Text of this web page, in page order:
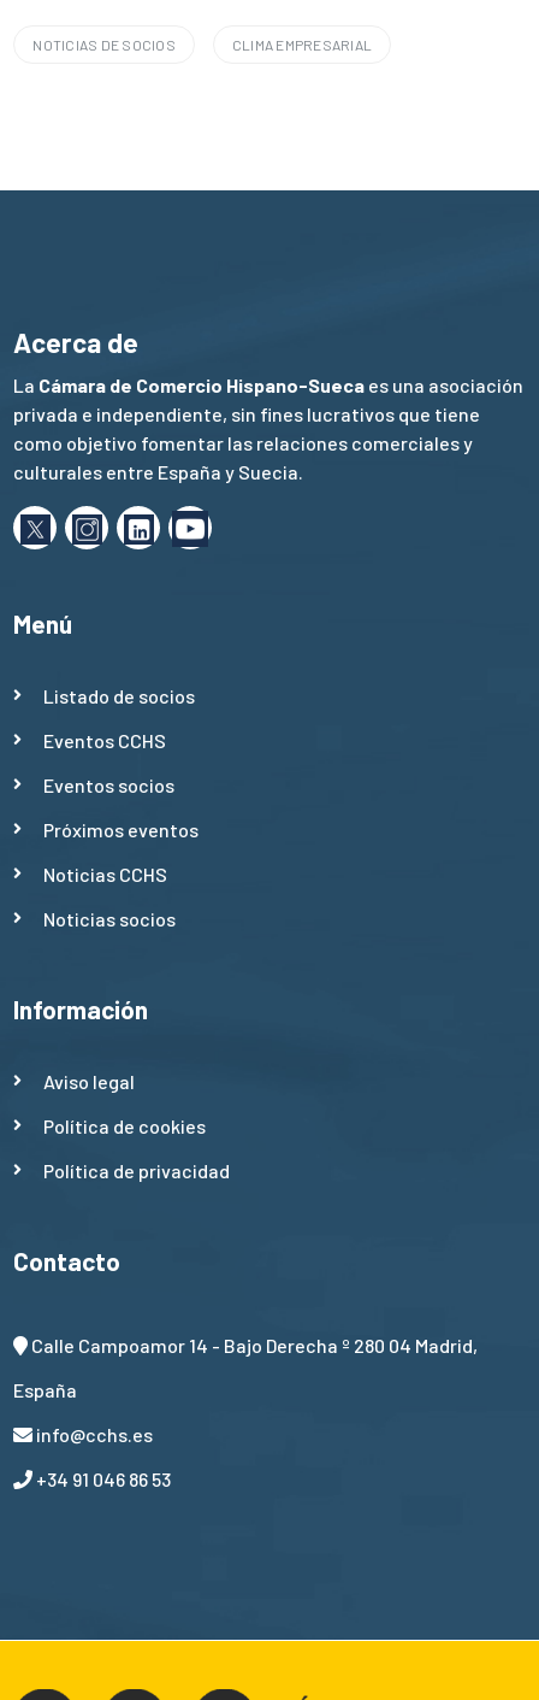
NOTICIAS DE SOCIOS CLIMA EMPRESARIAL
Acerca de
La Cámara de Comercio Hispano-Sueca es una asociación
privada e independiente, sin fines lucrativos que tiene
como objetivo fomentar las relaciones comerciales y
culturales entre España y Suecia.
Menú
Listado de socios
Eventos CCHS
Eventos socios
Próximos eventos
Noticias CCHS
Noticias socios
Información
Aviso legal
Política de cookies
Política de privacidad
Contacto
Calle Campoamor 14 - Bajo Derecha º 280 04 Madrid,
España
info@cchs.es
+34 91 046 86 53